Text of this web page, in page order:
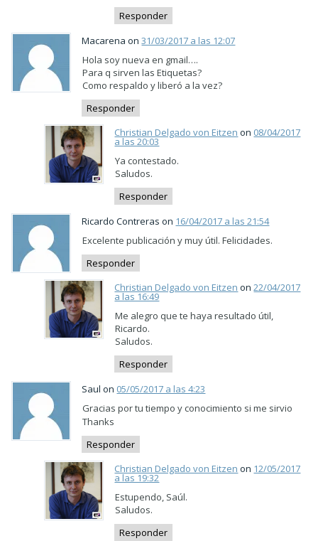
Responder
Macarena on31/03/2017 a las 12:07
Hola soy nueva en gmail….
Para q sirven las Etiquetas?
Como respaldo y liberó a la vez?
Responder
Christian Delgado von Eitzen on 08/04/2017
a las 20:03
Ya contestado.
Saludos.
Responder
Ricardo Contreras on 16/04/2017 a las 21:54
Excelente publicación y muy útil. Felicidades.
Responder
Christian Delgado von Eitzen on22/04/2017
a las 16:49
Me alegro que te haya resultado útil,
Ricardo.
Saludos.
Responder
Saul on 05/05/2017 a las 4:23
Gracias por tu tiempo y conocimiento si me sirvio
Thanks
Responder
Christian Delgado von Eitzen on 12/05/2017
a las 19:32
Estupendo, Saúl.
Saludos.
Responder